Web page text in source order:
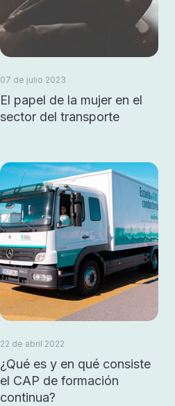
07 de julio 2023
El papel de la mujer en el
sector del transporte
22 de abril 2022
¿Qué es y en qué consiste
el CAP de formación
continua?